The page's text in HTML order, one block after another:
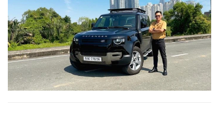
Video Magazine
Sản phẩm khác
Tiện ích Bạn cần biết